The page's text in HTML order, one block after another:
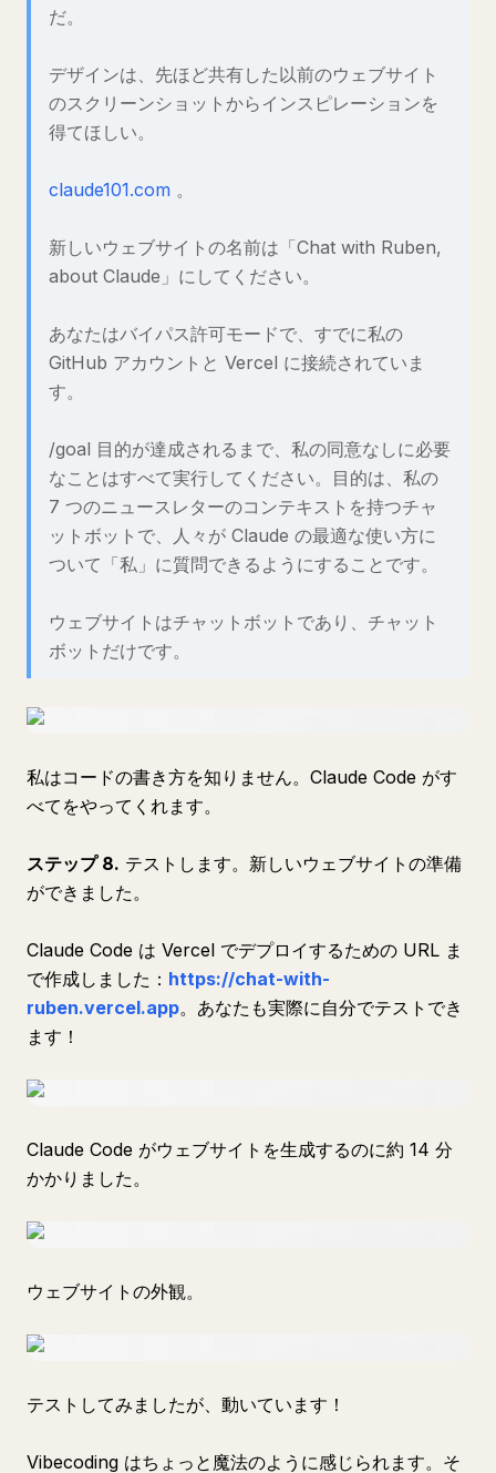
だ。
デザインは、先ほど共有した以前のウェブサイト
のスクリーンショットからインスピレーションを
得てほしい。
claude101.com 。
新しいウェブサイトの名前は「Chat with Ruben,
about Claude」にしてください。
あなたはバイパス許可モードで、すでに私の
GitHub アカウントと Vercel に接続されていま
す。
/goal 目的が達成されるまで、私の同意なしに必要
なことはすべて実行してください。目的は、私の
7 つのニュースレターのコンテキストを持つチャ
ットボットで、人々が Claude の最適な使い方に
ついて「私」に質問できるようにすることです。
ウェブサイトはチャットボットであり、チャット
ボットだけです。
私はコードの書き方を知りません。Claude Code がす
べてをやってくれます。
ステップ 8. テストします。新しいウェブサイトの準備
ができました。
Claude Code は Vercel でデプロイするための URL ま
で作成しました： https://chat-with-
ruben.vercel.app。あなたも実際に自分でテストでき
ます！
Claude Code がウェブサイトを生成するのに約 14 分
かかりました。
ウェブサイトの外観。
テストしてみましたが、動いています！
Vibecoding はちょっと魔法のように感じられます。そ